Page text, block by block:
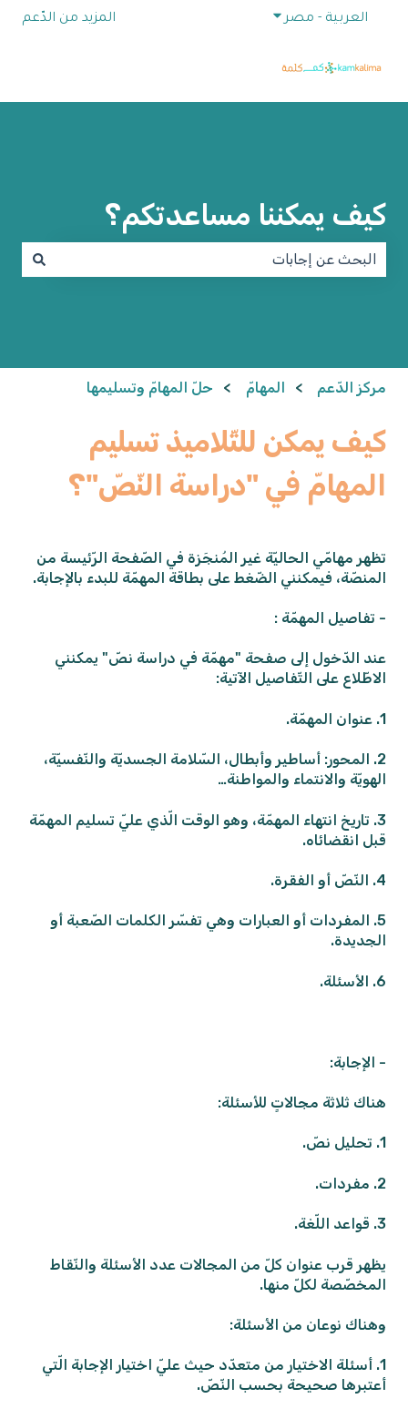
العربية - مصر إظهار القائمة الفرعية للترجماتالمزيد من الدّعم
كيف يمكننا مساعدتكم؟
مركز الدّعم المهامّ حلّ المهامّ وتسليمها
كيف يمكن للتّلاميذ تسليم
المهامّ في "دراسة النّصّ"؟
تظهر مهامّي الحاليّة غير المُنجَزة في الصّفحة الرّئيسة من
المنصّة، فيمكنني الضّغط على بطاقة المهمّة للبدء بالإجابة.
- تفاصيل المهمّة :
عند الدّخول إلى صفحة "مهمّة في دراسة نصّ" يمكنني
الاطّلاع على التّفاصيل الآتية:
1. عنوان المهمّة.
2. المحور: أساطير وأبطال، السّلامة الجسديّة والنّفسيّة،
الهويّة والانتماء والمواطنة…
3. تاريخ انتهاء المهمّة، وهو الوقت الّذي عليّ تسليم المهمّة
قبل انقضائاه.
4. النّصّ أو الفقرة.
5. المفردات أو العبارات وهي تفسّر الكلمات الصّعبة أو
الجديدة.
6. الأسئلة.
- الإجابة:
هناك ثلاثة مجالاتٍ للأسئلة:
1. تحليل نصّ.
2. مفردات.
3. قواعد اللّغة.
يظهر قرب عنوان كلّ من المجالات عدد الأسئلة والنّقاط
المخصّصة لكلّ منها.
وهناك نوعان من الأسئلة:
1. أسئلة الاختيار من متعدّد حيث عليّ اختيار الإجابة الّتي
أعتبرها صحيحة بحسب النّصّ.